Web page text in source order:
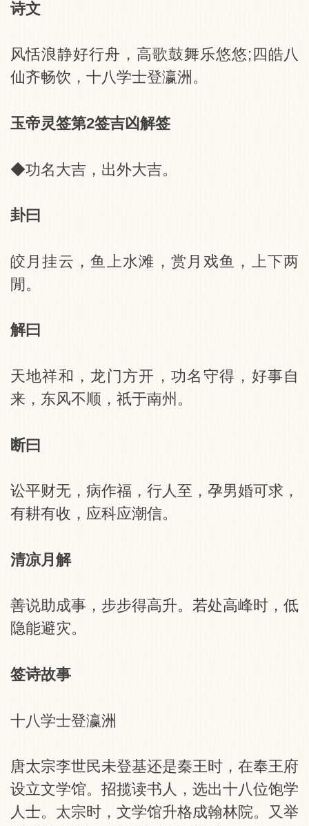
诗文
风恬浪静好行舟，高歌鼓舞乐悠悠;四皓八
仙齐畅饮，十八学士登瀛洲。
玉帝灵签第2签吉凶解签
◆功名大吉，出外大吉。
卦曰
皎月挂云，鱼上水滩，赏月戏鱼，上下两
閒。
解曰
天地祥和，龙门方开，功名守得，好事自
来，东风不顺，祇于南州。
断曰
讼平财无，病作福，行人至，孕男婚可求，
有耕有收，应科应潮信。
清凉月解
善说助成事，步步得高升。若处高峰时，低
隐能避灾。
签诗故事
十八学士登瀛洲
唐太宗李世民未登基还是秦王时，在奉王府
设立文学馆。招揽读书人，选出十八位饱学
人士。太宗时，文学馆升格成翰林院。又举